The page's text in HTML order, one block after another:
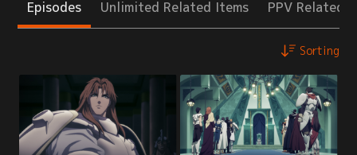
Episodes Unlimited Related Items PPV Related
Sorting